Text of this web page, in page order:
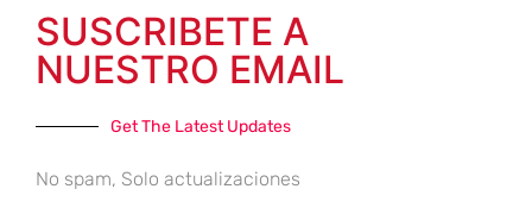
SUSCRIBETE A
NUESTRO EMAIL
Get The Latest Updates
No spam, Solo actualizaciones